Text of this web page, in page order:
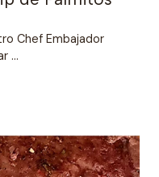
Chef Embajador
...